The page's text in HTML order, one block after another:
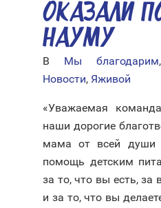
ОКАЗАЛИ
НАУМУ
В Мы благодарим
Новости, Яживой
«Уважаемая
наши дорогие
мама от всей души
помощь детским
за то, что вы есть,
и за то, что вы